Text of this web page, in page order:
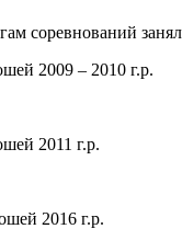
2009 – 2010 г.р.
2011 г.р.
2016 г.р.